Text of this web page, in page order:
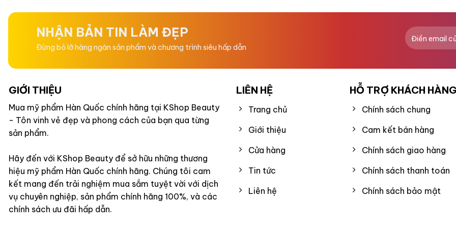
5
5
5
NHẬN BẢN TIN LÀM ĐẸP
Đừng bỏ lỡ hàng ngàn sản phẩm và chương trình siêu hấp dẫn
GIỚI THIỆU
Mua mỹ phẩm Hàn Quốc chính hãng tại KShop Beauty
- Tôn vinh vẻ đẹp và phong cách của bạn qua từng
sản phẩm.
Hãy đến với KShop Beauty để sở hữu những thương
hiệu mỹ phẩm Hàn Quốc chính hãng. Chúng tôi cam
kết mang đến trải nghiệm mua sắm tuyệt vời với dịch
vụ chuyên nghiệp, sản phẩm chính hãng 100%, và các
chính sách ưu đãi hấp dẫn.
LIÊN HỆ
Trang chủ
Giới thiệu
Cửa hàng
Tin tức
Liên hệ
HỖ TRỢ KHÁCH HÀNG
Chính sách chung
Cam kết bán hàng
Chính sách giao hàng
Chính sách thanh toán
Chính sách bảo mật